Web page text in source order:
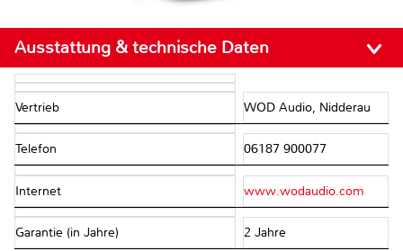
Ausstattung & technische Daten
Vertrieb WOD Audio, Nidderau
Telefon 06187 900077
Internet www.wodaudio.com
Garantie (in Jahre) 2 Jahre